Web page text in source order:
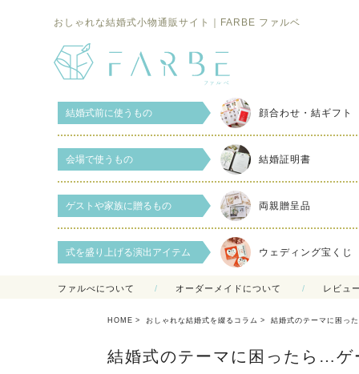
おしゃれな結婚式小物通販サイト｜FARBE ファルベ
結婚式前に使うもの 顔合わせ・結ギフト
会場で使うもの 結婚証明書
ゲストや家族に贈るもの 両親贈呈品
式を盛り上げる演出アイテム ウェディング宝くじ
ファルべについて オーダーメイドについて レビュ
HOME おしゃれな結婚式を綴るコラム 結婚式のテーマに困っ
結婚式のテーマに困ったら…ゲ